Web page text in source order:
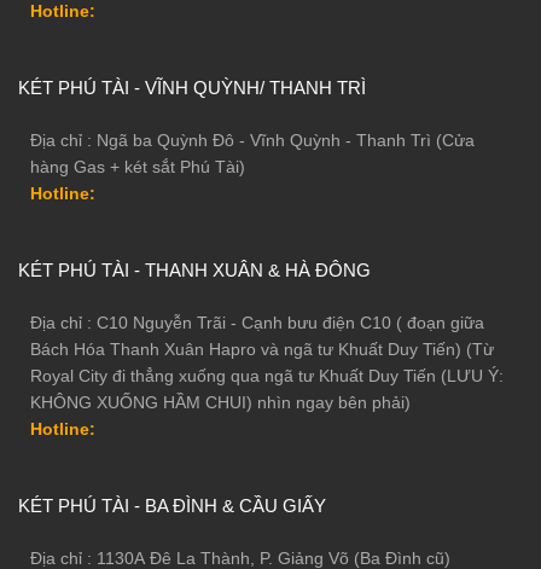
Nhiều tính năng thông minh, tiện dụng
Tính năng mã số thân thiện, bề mặt mã số ẩn tinh tế ngay trên
cánh cửa két. Ứng dụng công nghệ vân tay FPC Thụy Điển với
Két có tay nắm âm, chỉ phóng ra khi nhập đúng mật khẩu
Tính bảo mật cao
Hotline:
KÉT PHÚ TÀI - VĨNH QUỲNH/ THANH TRÌ
Địa chỉ : Ngã ba Quỳnh Đô - Vĩnh Quỳnh - Thanh Trì (Cửa
hàng Gas + két sắt Phú Tài)
Hotline:
KÉT PHÚ TÀI - THANH XUÂN & HÀ ĐÔNG
Địa chỉ : C10 Nguyễn Trãi - Cạnh bưu điện C10 ( đoạn giữa
Bách Hóa Thanh Xuân Hapro và ngã tư Khuất Duy Tiến) (Từ
Royal City đi thẳng xuống qua ngã tư Khuất Duy Tiến (LƯU Ý:
KHÔNG XUỐNG HẦM CHUI) nhìn ngay bên phải)
Hotline:
KÉT PHÚ TÀI - BA ĐÌNH & CẦU GIẤY
Địa chỉ : 1130A Đê La Thành, P. Giảng Võ (Ba Đình cũ)